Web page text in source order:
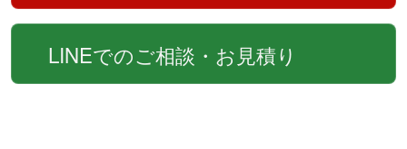
LINEでのご相談・お見積り